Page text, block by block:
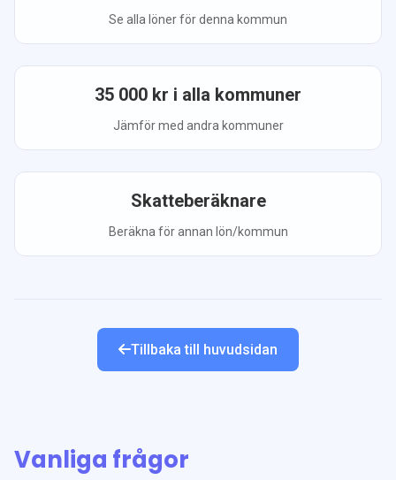
Se alla löner för denna kommun
35 000 kr i alla kommuner
Jämför med andra kommuner
Skatteberäknare
Beräkna för annan lön/kommun
Tillbaka till huvudsidan
Vanliga frågor